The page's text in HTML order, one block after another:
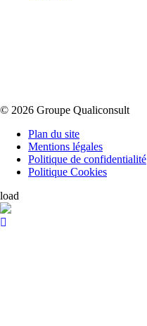
© 2026 Groupe Qualiconsult
Plan du site
Mentions légales
Politique de confidentialité
Politique Cookies
load